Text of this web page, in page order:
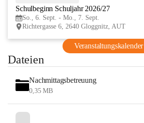
Schulbeginn Schuljahr 2026/27
So., 6. Sept. - Mo., 7. Sept.
Richtergasse 6, 2640 Gloggnitz, AUT
Veranstaltungskalender
Dateien
Nachmittagsbetreuung
0,35 MB